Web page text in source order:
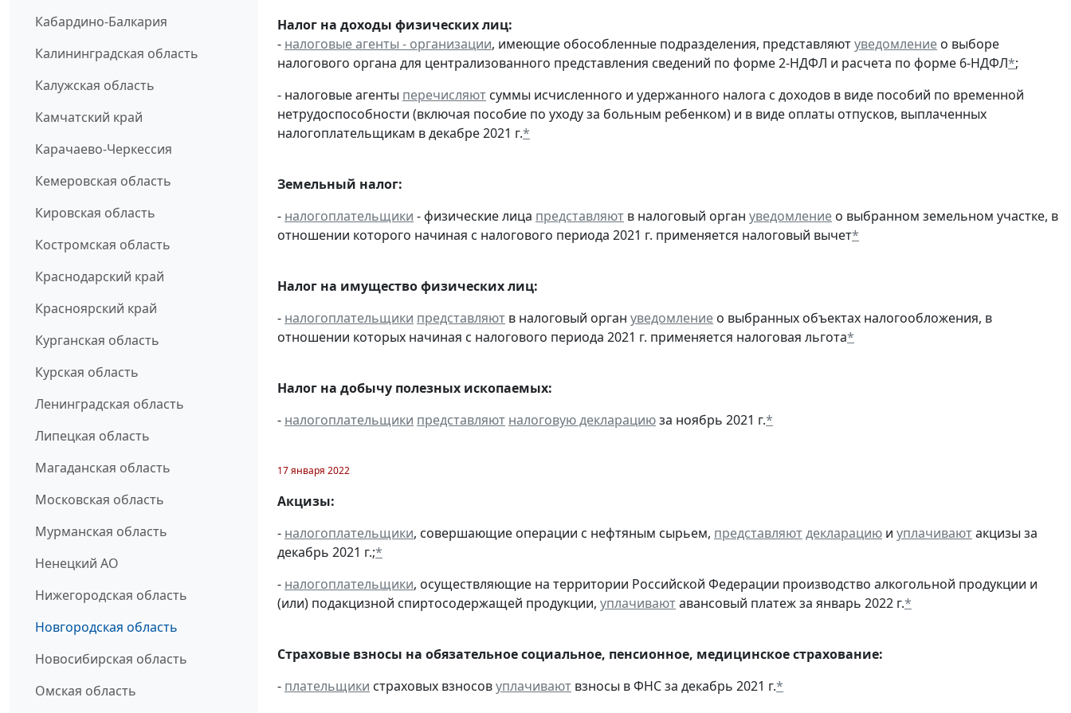
Кабардино-Балкария
Калининградская область
Калужская область
Камчатский край
Карачаево-Черкессия
Кемеровская область
Кировская область
Костромская область
Краснодарский край
Красноярский край
Курганская область
Курская область
Ленинградская область
Липецкая область
Магаданская область
Московская область
Мурманская область
Ненецкий АО
Нижегородская область
Новгородская область
Новосибирская область
Омская область
Налог на доходы физических лиц:
- налоговые агенты - организации, имеющие обособленные подразделения, представляютуведомление о выборе
налогового органа для централизованного представления сведений по форме 2-НДФЛ и расчета по форме 6-НДФЛ*;
- налоговые агенты перечисляют суммы исчисленного и удержанного налога с доходов в виде пособий по временной
нетрудоспособности (включая пособие по уходу за больным ребенком) и в виде оплаты отпусков, выплаченных
налогоплательщикам в декабре 2021 г.*
Земельный налог:
- налогоплательщики - физические лица представляют в налоговый орган уведомление о выбранном земельном участке, в
отношении которого начиная с налогового периода 2021 г. применяется налоговый вычет*
Налог на имущество физических лиц:
- налогоплательщики представляют в налоговый орган уведомление о выбранных объектах налогообложения, в
отношении которых начиная с налогового периода 2021 г. применяется налоговая льгота*
Налог на добычу полезных ископаемых:
- налогоплательщики представляют налоговую декларациюза ноябрь 2021 г.*
17 января 2022
Акцизы:
- налогоплательщики, совершающие операции с нефтяным сырьем, представляютдекларацию и уплачиваютакцизы за
декабрь 2021 г.;*
- налогоплательщики, осуществляющие на территории Российской Федерации производство алкогольной продукции и
(или) подакцизной спиртосодержащей продукции, уплачиваютавансовый платеж за январь 2022 г.*
Страховые взносы на обязательное социальное, пенсионное, медицинское страхование:
- плательщики страховых взносовуплачивают взносы в ФНС за декабрь 2021 г.*